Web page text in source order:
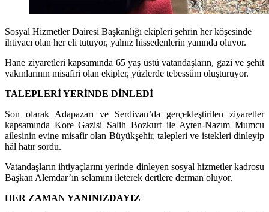
Sosyal Hizmetler Dairesi Başkanlığı ekipleri şehrin her köşesinde
ihtiyacı olan her eli tutuyor, yalnız hissedenlerin yanında oluyor.
Hane ziyaretleri kapsamında 65 yaş üstü vatandaşların, gazi ve şehit
yakınlarının misafiri olan ekipler, yüzlerde tebessüm oluşturuyor.
TALEPLERİ YERİNDE DİNLEDİ
Son olarak Adapazarı ve Serdivan’da gerçekleştirilen ziyaretler
kapsamında Kore Gazisi Salih Bozkurt ile Ayten-Nazım Mumcu
ailesinin evine misafir olan Büyükşehir, talepleri ve istekleri dinleyip
hâl hatır sordu.
Vatandaşların ihtiyaçlarını yerinde dinleyen sosyal hizmetler kadrosu
Başkan Alemdar’ın selamını ileterek dertlere derman oluyor.
HER ZAMAN YANINIZDAYIZ